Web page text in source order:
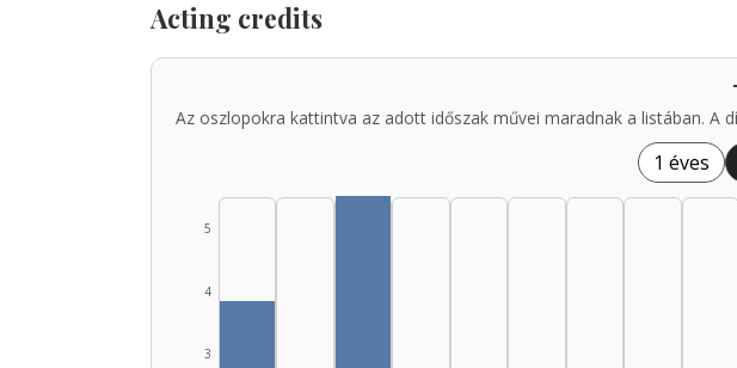
Acting credits
Az oszlopokra kattintva az adott időszak művei maradnak a listában.
1 éves
3
4
5